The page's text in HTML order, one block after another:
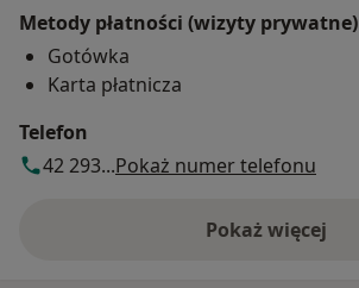
Metody płatności (wizyty prywatne)
Gotówka
Karta płatnicza
Telefon
42 293...Pokaż numer telefonu
Pokaż więcej
o adresie